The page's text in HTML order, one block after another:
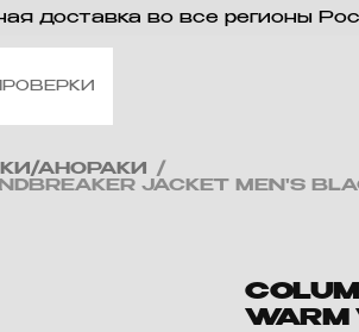
доставка во все регионы
АНОРАКИ
/
JACKET MEN'S
WARM